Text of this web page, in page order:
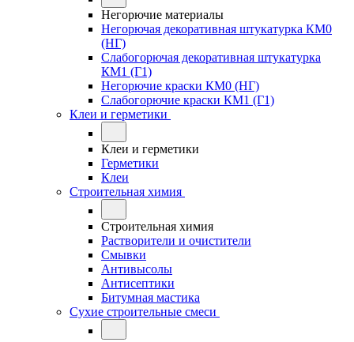
Негорючие материалы
Негорючая декоративная штукатурка КМ0
(НГ)
Слабогорючая декоративная штукатурка
КМ1 (Г1)
Негорючие краски КМ0 (НГ)
Слабогорючие краски КМ1 (Г1)
Клеи и герметики
Клеи и герметики
Герметики
Клеи
Строительная химия
Строительная химия
Растворители и очистители
Смывки
Антивысолы
Антисептики
Битумная мастика
Сухие строительные смеси